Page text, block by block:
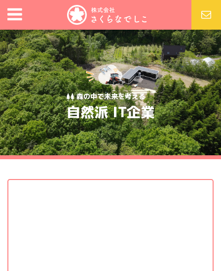
森の中で未来を考える
自然派 IT企業